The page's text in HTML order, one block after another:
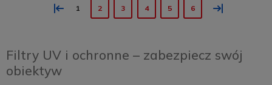
« 1 2 3 4 5 6 »
Filtry UV i ochronne – zabezpiecz swój
obiektyw